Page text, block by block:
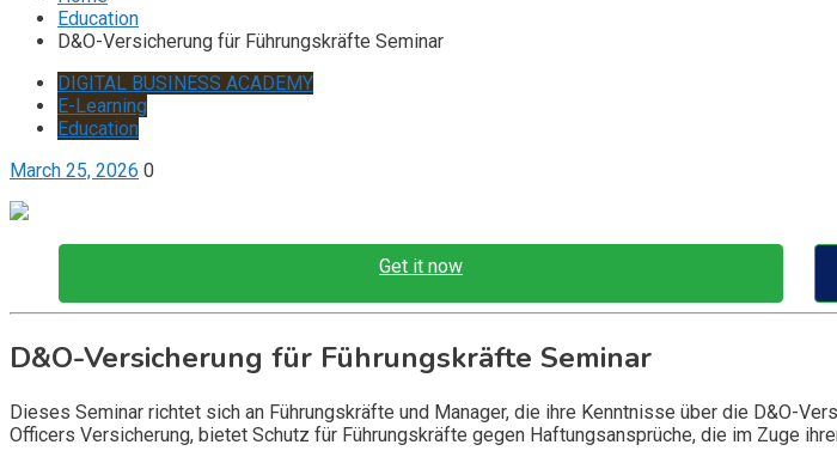
Education
D&O-Versicherung für Führungskräfte Seminar
DIGITAL BUSINESS ACADEMY
E-Learning
Education
March 25, 2026 0
Get it now
D&O-Versicherung für Führungskräfte Seminar
Dieses Seminar richtet sich an Führungskräfte und Manager, die ihre Kenntnisse über die D&O-
Officers Versicherung, bietet Schutz für Führungskräfte gegen Haftungsansprüche, die im Zuge